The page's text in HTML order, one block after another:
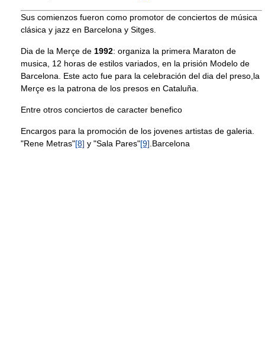
Sus comienzos fueron como promotor de conciertos de música
clásica y jazz en Barcelona y Sitges.
Dia de la Merçe de 1992: organiza la primera Maraton de
musica, 12 horas de estilos variados, en la prisión Modelo de
Barcelona. Este acto fue para la celebración del dia del preso,la
Merçe es la patrona de los presos en Cataluña.
Entre otros conciertos de caracter benefico
Encargos para la promoción de los jovenes artistas de galeria.
"Rene Metras"[8] y "Sala Pares"[9] .Barcelona